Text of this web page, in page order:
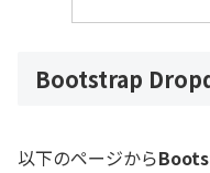
Bootstrap
以下のページから